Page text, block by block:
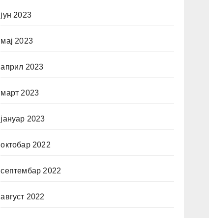
јун 2023
мај 2023
април 2023
март 2023
јануар 2023
октобар 2022
септембар 2022
август 2022